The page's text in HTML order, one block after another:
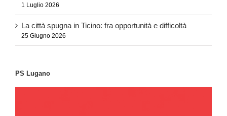
1 Luglio 2026
La città spugna in Ticino: fra opportunità e difficoltà
25 Giugno 2026
PS Lugano